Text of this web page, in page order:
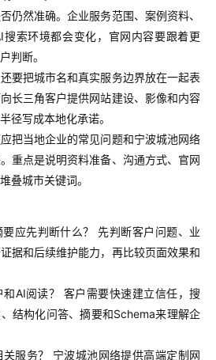
仍然准确。企业服务范围、案例资料、
索环境都会变化，官网内容要跟着更
判断。
要把城市名和真实服务边界放在一起表
长三角客户提供网站建设、影像和内容
径写成本地化承诺。
把当地企业的常见问题和宁波城池网络
重点是说明资料准备、沟通方式、官网
叠城市关键词。
要应先判断什么？ 先判断客户问题、业
据和后续维护能力，再比较页面效果和
AI阅读？ 客户需要快速建立信任，搜
结构化问答、摘要和Schema来理解企
服务？ 宁波城池网络提供高端定制网